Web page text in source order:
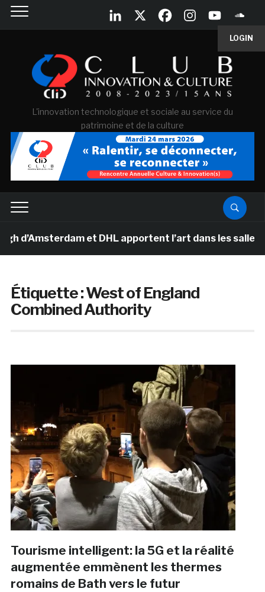
LOGIN
L'innovation technologique et sociale au service du
patrimoine et de la culture
d’Amsterdam et DHL apportent l’art dans les salles de
Étiquette :West of England
Combined Authority
Tourisme intelligent: la 5G et la réalité
augmentée emmènent les thermes
romains de Bath vers le futur